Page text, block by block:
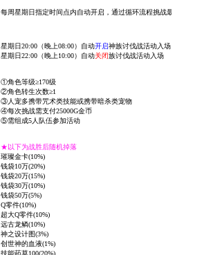
每周星期日指定时间点内自动开启，通过循环流程挑战最终Boss
星期日20:00（晚上08:00）自动开启神族讨伐战活动入场
星期日22:00（晚上10:00）自动关闭族讨伐战活动入场
①角色等级≥170级
②角色转生次数≥1
③人宠多携带咒术类技能或携带暗杀类宠物
④每次挑战需支付25000G金币
⑤需组成5人队伍参加活动
★以下为战胜后随机掉落
璀璨金卡(10%)
钱袋10万(20%)
钱袋20万(15%)
钱袋30万(10%)
钱袋50万(5%)
Q零件(10%)
超大Q零件(10%)
远古龙鳞(10%)
神之设计图(3%)
创世神的血液(1%)
技能药草100(20%)